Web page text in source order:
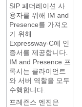
SIP 페더레이션 사
용자를 위해 IM and
Presence를 가져오
기 위해
Expressway-C에 인
증서를 제공합니다.
IM and Presence 프
록시는 클라이언트
와 서버 역할을 모두
수행합니다.
프레즌스 엔진은